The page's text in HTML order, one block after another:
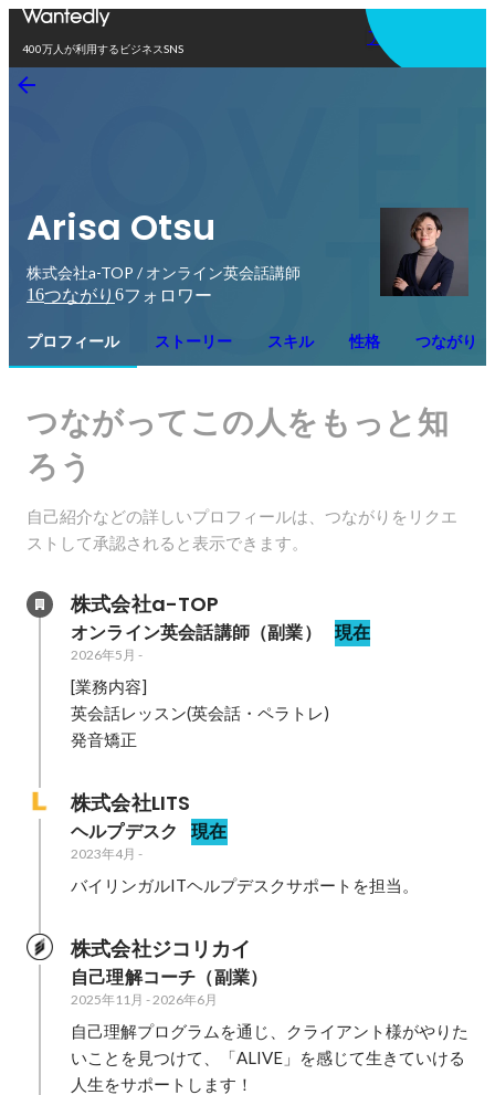
400万人が利用するビジネスSNS
アプリを使う
Arisa Otsu
株式会社a-TOP / オンライン英会話講師
16つながり 6フォロワー
プロフィール ストーリー スキル 性格 つながり
つながってこの人をもっと知
ろう
自己紹介などの詳しいプロフィールは、つながりをリクエ
ストして承認されると表示できます。
株式会社a-TOP
オンライン英会話講師（副業） 現在
2026年5月 -
[業務内容]
英会話レッスン(英会話・ペラトレ)
株式会社LITS
ヘルプデスク 現在
2023年4月 -
バイリンガルITヘルプデスクサポートを担当。
株式会社ジコリカイ
自己理解コーチ（副業）
2025年11月 -2026年6月
自己理解プログラムを通じ、クライアント様がやりた
いことを見つけて、「ALIVE」を感じて生きていける
人生をサポートします！